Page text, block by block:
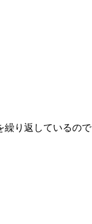
繰り返しているので